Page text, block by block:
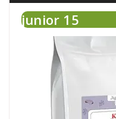
junior 15